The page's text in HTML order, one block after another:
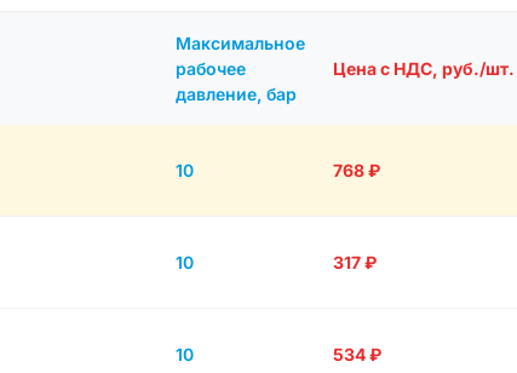
Максимальное
рабочее
давление, бар
Цена с НДС, руб./шт.
10 768₽
10 317₽
10 534₽